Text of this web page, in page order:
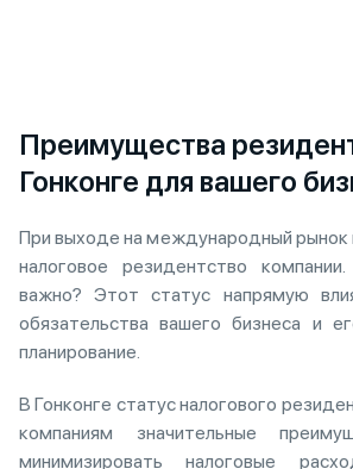
Преимущества
Гонконге для вашего
При выходе на международный рынок
налоговое резидентство
важно? Этот статус напрямую
обязательства вашего бизнеса и
планирование.
В Гонконге статус налогового
компаниям значительные
минимизировать налоговые